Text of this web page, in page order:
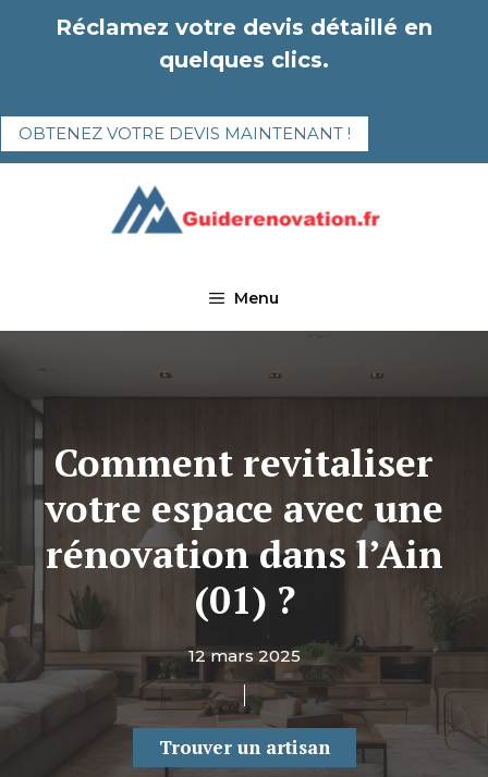
Réclamez votre devis détaillé en
quelques clics.
OBTENEZ VOTRE DEVIS MAINTENANT !
Menu
Comment revitaliser
votre espace avec une
rénovation dans l’Ain
(01) ?
12 mars 2025
Trouver un artisan